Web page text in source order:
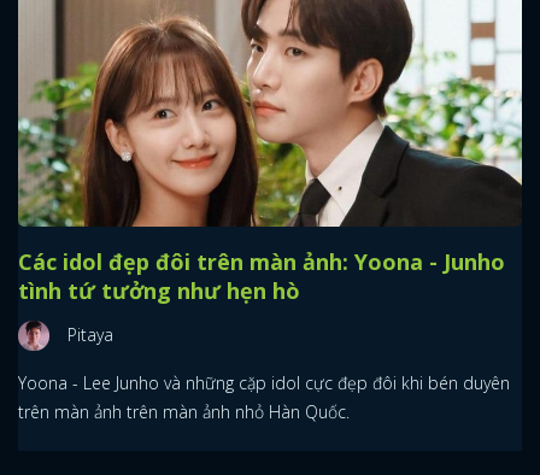
Các idol đẹp đôi trên màn ảnh: Yoona - Junho
tình tứ tưởng như hẹn hò
Pitaya
Yoona - Lee Junho và những cặp idol cực đẹp đôi khi bén duyên
trên màn ảnh trên màn ảnh nhỏ Hàn Quốc.